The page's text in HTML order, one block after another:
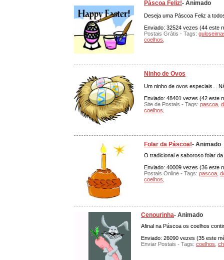
Páscoa Feliz!- Animado
Deseja uma Páscoa Feliz a
Enviado: 32524 vezes (44 este
Postais Grátis - Tags:
coelhos
Ninho de Ovos
Um ninho de ovos especiais...
Enviado: 48401 vezes (42 este
Site de Postais - Tags: pascoa
coelhos
Folar da Páscoa!- Animado
O tradicional e saboroso folar
Enviado: 40009 vezes (36 este
Postais Online - Tags: pascoa
coelhos
Cenourinha- Animado
Afinal na Páscoa os coelhos
Enviado: 26090 vezes (35 este
Enviar Postais - Tags: coelhos